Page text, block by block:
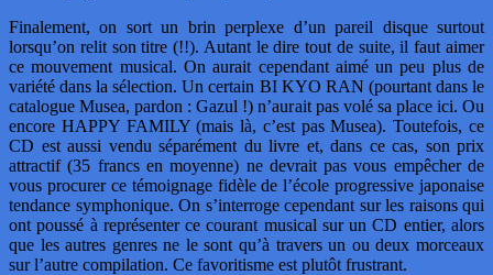
Finalement, on sort un brin perplexe d’un pareil disque surtout
lorsqu’on relit son titre (!!). Autant le dire tout de suite, il faut aimer
ce mouvement musical. On aurait cependant aimé un peu plus de
variété dans la sélection. Un certain BI KYO RAN (pourtant dans le
catalogue Musea, pardon : Gazul !) n’aurait pas volé sa place ici. Ou
encore HAPPY FAMILY (mais là, c’est pas Musea). Toutefois, ce
CD est aussi vendu séparément du livre et, dans ce cas, son prix
attractif (35 francs en moyenne) ne devrait pas vous empêcher de
vous procurer ce témoignage fidèle de l’école progressive japonaise
tendance symphonique. On s’interroge cependant sur les raisons qui
ont poussé à représenter ce courant musical sur un CD entier, alors
que les autres genres ne le sont qu’à travers un ou deux morceaux
sur l’autre compilation. Ce favoritisme est plutôt frustrant.